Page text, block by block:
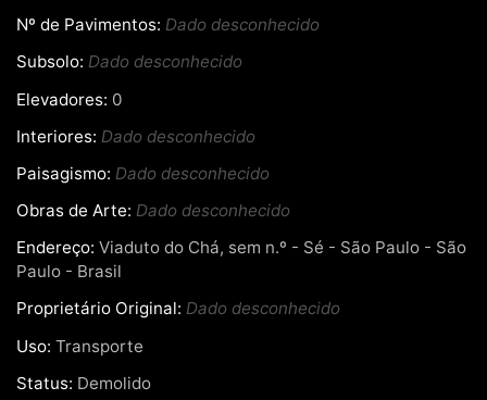
Nº de Pavimentos: Dado desconhecido
Subsolo: Dado desconhecido
Elevadores: 0
Interiores: Dado desconhecido
Paisagismo: Dado desconhecido
Obras de Arte: Dado desconhecido
Endereço: Viaduto do Chá, sem n.º - Sé - São Paulo - São
Paulo - Brasil
Proprietário Original: Dado desconhecido
Uso: Transporte
Status: Demolido